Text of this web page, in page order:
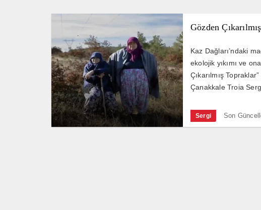
Gözden
Kaz Dağları’ndaki
ekolojik yıkımı ve
Çıkarılmış
Çanakkale Troia
Sergi Son